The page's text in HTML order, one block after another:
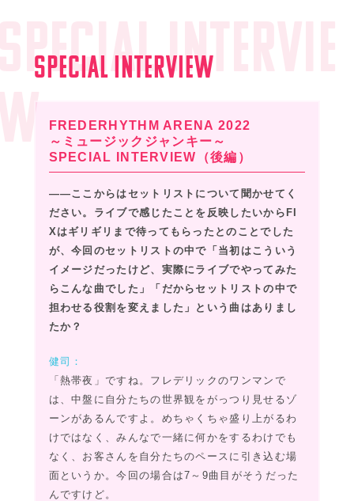
INTERVIE
SPECIAL INTERVIEW
FREDERHYTHM ARENA 2022
～ミュージックジャンキー～
SPECIAL INTERVIEW（後編）
――ここからはセットリストについて聞かせてく
ださい。ライブで感じたことを反映したいからFI
Xはギリギリまで待ってもらったとのことでした
が、今回のセットリストの中で「当初はこういう
イメージだったけど、実際にライブでやってみた
らこんな曲でした」「だからセットリストの中で
担わせる役割を変えました」という曲はありまし
たか？
健司：
「熱帯夜」ですね。フレデリックのワンマンで
は、中盤に自分たちの世界観をがっつり見せるゾ
ーンがあるんですよ。めちゃくちゃ盛り上がるわ
けではなく、みんなで一緒に何かをするわけでも
なく、お客さんを自分たちのペースに引き込む場
面というか。今回の場合は7～9曲目がそうだった
んですけど。